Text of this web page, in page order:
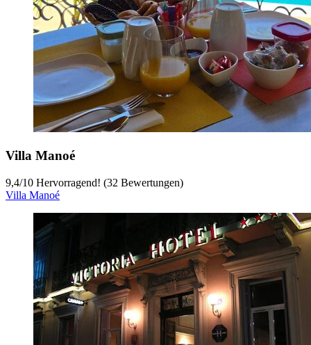
Villa Manoé
9,4/10 Hervorragend! (32 Bewertungen)
Villa Manoé